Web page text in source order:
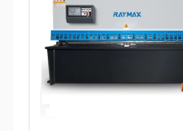
calibri o arresti si trovano sul retro
per assistere l'operatore e possono
secondo necessità.
● Controllo del taglio
La semplice cesoia utilizza un